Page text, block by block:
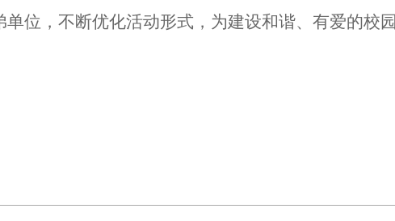
单位，不断优化活动形式，为建设和谐、有爱的校园